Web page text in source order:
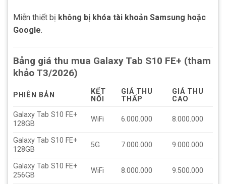
Miễn thiết bị không bị khóa tài khoản Samsung hoặc
Google.
Bảng giá thu mua Galaxy Tab S10 FE+ (tham
khảo T3/2026)
PHIÊN BẢN
KẾT
NỐI
GIÁ THU
THẤP
GIÁ THU
CAO
Galaxy Tab S10 FE+
128GB
WiFi 6.000.000 8.000.000
Galaxy Tab S10 FE+
128GB
5G 7.000.000 9.000.000
Galaxy Tab S10 FE+
256GB
WiFi 8.000.000 9.500.000